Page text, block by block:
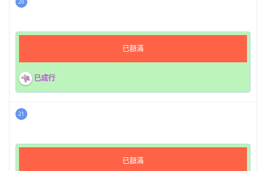
已額滿
已成行
21
已額滿